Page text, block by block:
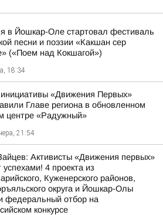
в Йошкар-Оле стартовал фестиваль
песни и поэзии «Какшан сер
(«Поем над Кокшагой»)
18:34
«Движения Первых»
Главе региона в обновленном
центре «Радужный»
21:54
Активисты «Движения первых»
успехами! 4 проекта из
Куженерского районов,
округа и Йошкар-Олы
федеральный отбор на
конкурсе